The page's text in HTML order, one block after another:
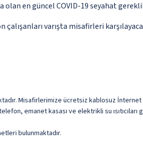
olan en güncel COVID-19 seyahat
çalışanları varışta misafirleri
Misafirlerimize ücretsiz kablosuz
emanet kasası ve elektrikli su ısıtıcıları
bulunmaktadır.